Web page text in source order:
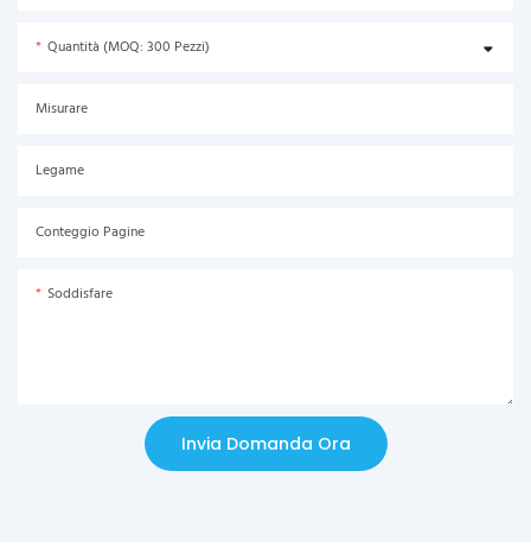
Quantità (MOQ: 300 Pezzi)
Misurare
Legame
Conteggio Pagine
Soddisfare
Invia Domanda Ora